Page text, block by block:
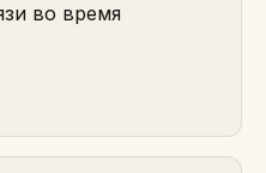
во время